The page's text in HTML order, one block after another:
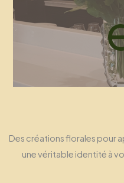
Des créations florales pour
une véritable identité à